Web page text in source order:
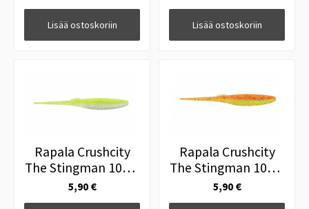
Lisää ostoskoriin Lisää ostoskoriin
Rapala Crushcity
The Stingman 10cm
4" Chart White
Flash
5,90 €
Rapala Crushcity
The Stingman 10cm
4" Fire Flame
5,90 €